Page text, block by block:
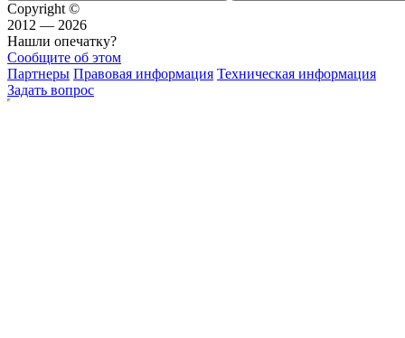
Copyright ©
2012 — 2026
Нашли опечатку?
Сообщите об этом
Партнеры Правовая информация Техническая информация
Задать вопрос